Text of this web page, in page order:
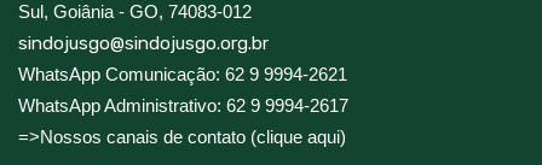
Sul, Goiânia - GO, 74083-012
sindojusgo@sindojusgo.org.br
WhatsApp Comunicação: 62 9 9994-2621
WhatsApp Administrativo: 62 9 9994-2617
=>Nossos canais de contato (clique aqui)